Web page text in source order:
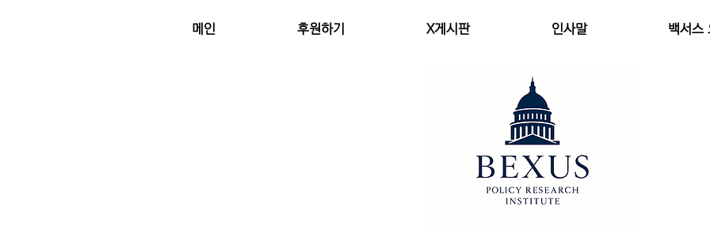
메인 후원하기 X게시판 인사말 백서스